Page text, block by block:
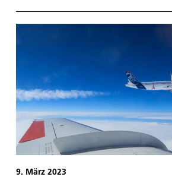
dorthin verhindert werden, dass
Landestelle kontaminiert? Dafür
einzigartigen Anlage in Göttingen
durchgeführt. Die Experimente
9. März 2023